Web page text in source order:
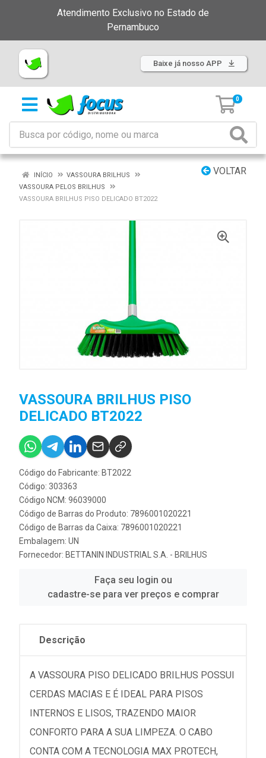
Atendimento Exclusivo no Estado de
Pernambuco
Baixe já nosso APP
0
VOLTAR
INÍCIO
VASSOURA BRILHUS
VASSOURA PELOS BRILHUS
VASSOURA BRILHUS PISO DELICADO BT2022
VASSOURA BRILHUS PISO
DELICADO BT2022
Código do Fabricante: BT2022
Código: 303363
Código NCM: 96039000
Código de Barras do Produto: 7896001020221
Código de Barras da Caixa: 7896001020221
Embalagem: UN
Fornecedor: BETTANIN INDUSTRIAL S.A. - BRILHUS
Faça seu login ou
cadastre-se para ver preços e comprar
Descrição
A VASSOURA PISO DELICADO BRILHUS POSSUI
CERDAS MACIAS E É IDEAL PARA PISOS
INTERNOS E LISOS, TRAZENDO MAIOR
CONFORTO PARA A SUA LIMPEZA. O CABO
CONTA COM A TECNOLOGIA MAX PROTECH,